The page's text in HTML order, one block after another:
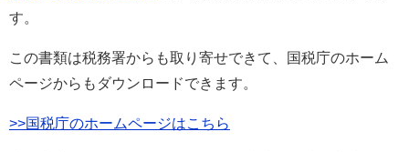
す。
この書類は税務署からも取り寄せできて、国税庁のホーム
ページからもダウンロードできます。
>>国税庁のホームページはこちら